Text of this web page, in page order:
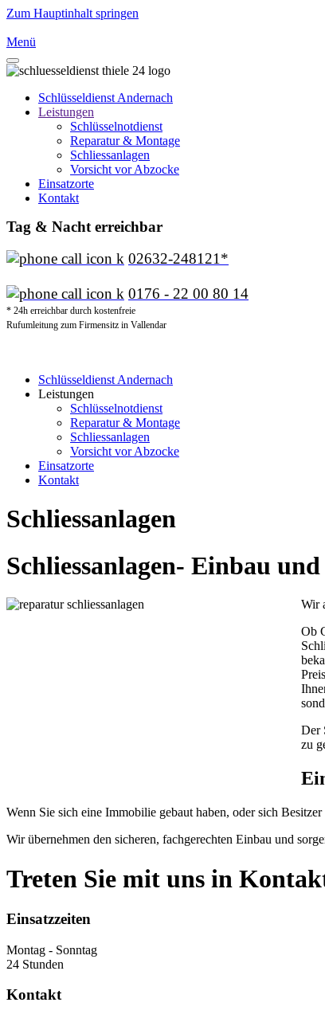
Zum Hauptinhalt springen
Menü
Schlüsseldienst Andernach
Leistungen
Schlüsselnotdienst
Reparatur & Montage
Schliessanlagen
Vorsicht vor Abzocke
Einsatzorte
Kontakt
Tag & Nacht erreichbar
02632-248121*
0176 - 22 00 80 14
* 24h erreichbar durch kostenfreie
Rufumleitung zum Firmensitz in Vallendar
Schlüsseldienst Andernach
Leistungen
Schlüsselnotdienst
Reparatur & Montage
Schliessanlagen
Vorsicht vor Abzocke
Einsatzorte
Kontakt
Schliessanlagen
Schliessanlagen- Einbau
Wir
Ob
Der
zu
Wenn Sie sich eine Immobilie gebaut haben, oder sich
Wir übernehmen den sicheren, fachgerechten Einbau und
Treten Sie mit uns in
Einsatzzeiten
Montag - Sonntag
24 Stunden
Kontakt